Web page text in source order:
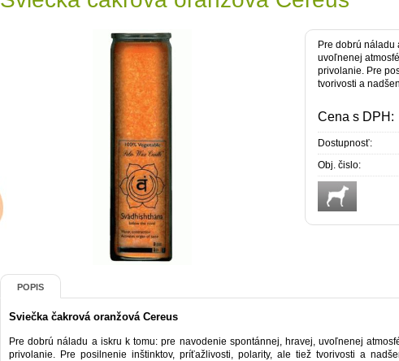
Pre dobrú náladu
uvoľnenej
privolanie. Pre
tvorivosti a
Cena s DPH:
Dostupnosť:
Obj. čislo:
POPIS
Sviečka čakrová oranžová Cereus
Pre dobrú náladu a iskru k tomu: pre navodenie spontánnej, hravej, uvoľnenej
privolanie. Pre posilnenie inštinktov, príťažlivosti, polarity, ale tiež tvorivosti a